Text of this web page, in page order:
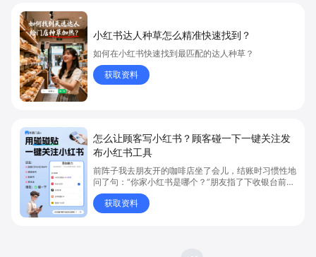
小红书达人种草怎么精准快速找到？
如何在小红书快速找到最匹配的达人种草？
获取资料
怎么让顾客写小红书？顾客碰一下一键关注发
布小红书工具
前阵子我去朋友开的咖啡店坐了会儿，结账时习惯性地
问了句：“你家小红书是哪个？”朋友指了下收银台前的
一个小卡片说：“碰一下就行了。” 我把手机轻轻一贴
——跳转、加载、小红书打开、主页呈现，一气呵成。
获取资料